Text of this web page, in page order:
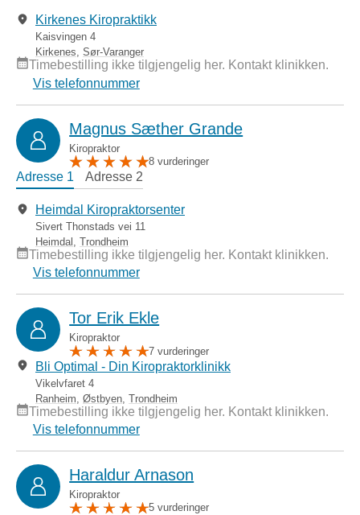
Kirkenes Kiropraktikk
Kaisvingen 4
Kirkenes, Sør-Varanger
Timebestilling ikke tilgjengelig her. Kontakt klinikken.
Vis telefonnummer
Magnus Sæther Grande
Kiropraktor
8 vurderinger
Adresse 1 Adresse 2
Heimdal Kiropraktorsenter
Sivert Thonstads vei 11
Heimdal , Trondheim
Timebestilling ikke tilgjengelig her. Kontakt klinikken.
Vis telefonnummer
Tor Erik Ekle
Kiropraktor
7 vurderinger
Bli Optimal - Din Kiropraktorklinikk
Vikelvfaret 4
Ranheim Østbyen Trondheim
Timebestilling ikke tilgjengelig her. Kontakt klinikken.
Vis telefonnummer
Haraldur Arnason
Kiropraktor
5 vurderinger